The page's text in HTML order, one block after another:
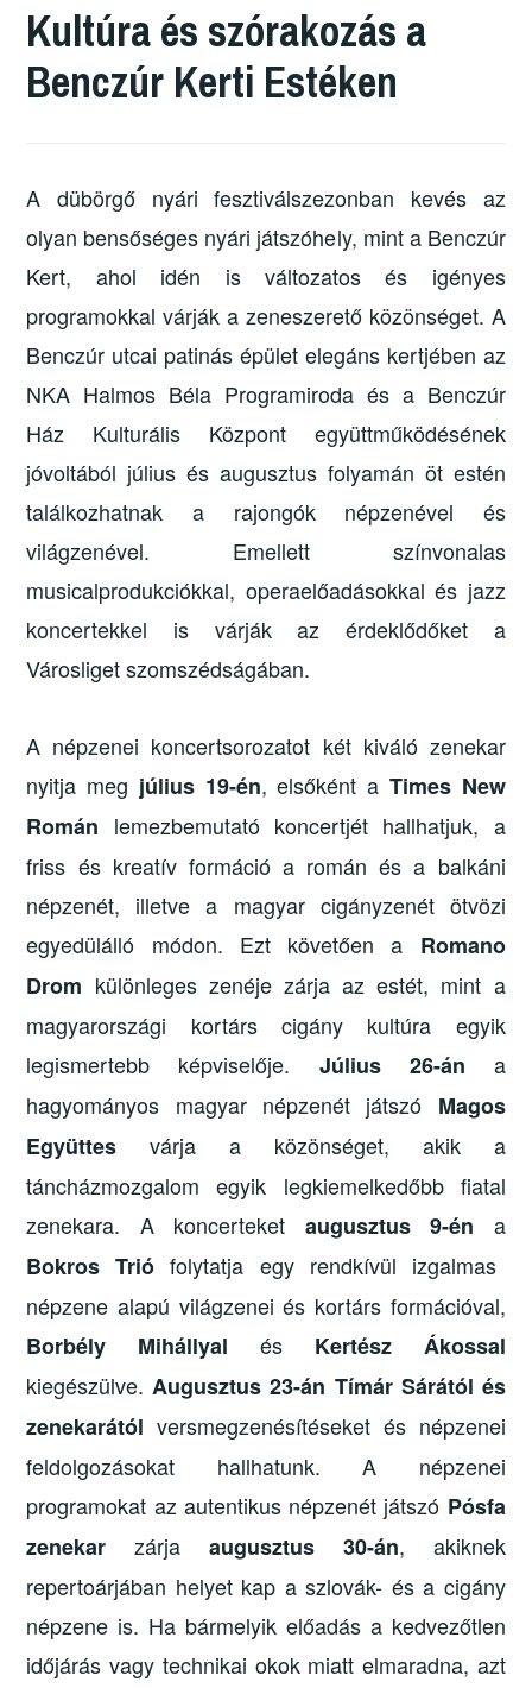
Kultúra és szórakozás a
Benczúr Kerti Estéken
A dübörgő nyári fesztiválszezonban kevés az
olyan bensőséges nyári játszóhely, mint a Benczúr
Kert, ahol idén is változatos és igényes
programokkal várják a zeneszerető közönséget. A
Benczúr utcai patinás épület elegáns kertjében az
NKA Halmos Béla Programiroda és a Benczúr
Ház Kulturális Központ együttműködésének
jóvoltából július és augusztus folyamán öt estén
találkozhatnak a rajongók népzenével és
világzenével. Emellett színvonalas
musicalprodukciókkal, operaelőadásokkal és jazz
koncertekkel is várják az érdeklődőket a
Városliget szomszédságában.
A népzenei koncertsorozatot két kiváló zenekar
nyitja meg július 19-én, elsőként a Times New
Román lemezbemutató koncertjét hallhatjuk, a
friss és kreatív formáció a román és a balkáni
népzenét, illetve a magyar cigányzenét ötvözi
egyedülálló módon. Ezt követően a Romano
Drom különleges zenéje zárja az estét, mint a
magyarországi kortárs cigány kultúra egyik
legismertebb képviselője. Július 26-án a
hagyományos magyar népzenét játszó Magos
Együttes várja a közönséget, akik a
táncházmozgalom egyik legkiemelkedőbb fiatal
zenekara. A koncerteket augusztus 9-én a
Bokros Trió folytatja egy rendkívül izgalmas
népzene alapú világzenei és kortárs formációval,
Borbély Mihállyal és Kertész Ákossal
kiegészülve.Augusztus 23-án Tímár Sárától és
zenekarától versmegzenésítéseket és népzenei
feldolgozásokat hallhatunk. A népzenei
programokat az autentikus népzenét játszó Pósfa
zenekar zárja augusztus 30-án, akiknek
repertoárjában helyet kap a szlovák- és a cigány
népzene is. Ha bármelyik előadás a kedvezőtlen
időjárás vagy technikai okok miatt elmaradna, azt